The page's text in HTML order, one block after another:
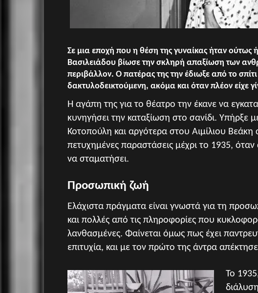
Σε μια εποχή που η θέση της γυναίκας ήταν ούτως
Βασιλειάδου βίωσε την σκληρή απαξίωση των
περιβάλλον. Ο πατέρας της την έδιωξε από το
δακτυλοδεικτούμενη, ακόμα και όταν πλέον είχε
Η αγάπη της για το θέατρο την έκανε να
κυνηγήσει την καταξίωση στο σανίδι. Υπήρξε
Κοτοπούλη και αργότερα στου Αιμίλιου Βεάκη
πετυχημένες παραστάσεις μέχρι το 1935,
να σταματήσει.
Προσωπική ζωή
Ελάχιστα πράγματα είναι γνωστά για τη
και πολλές από τις πληροφορίες που
λανθασμένες. Φαίνεται όμως πως έχει
επιτυχία, και με τον πρώτο της άντρα
Το